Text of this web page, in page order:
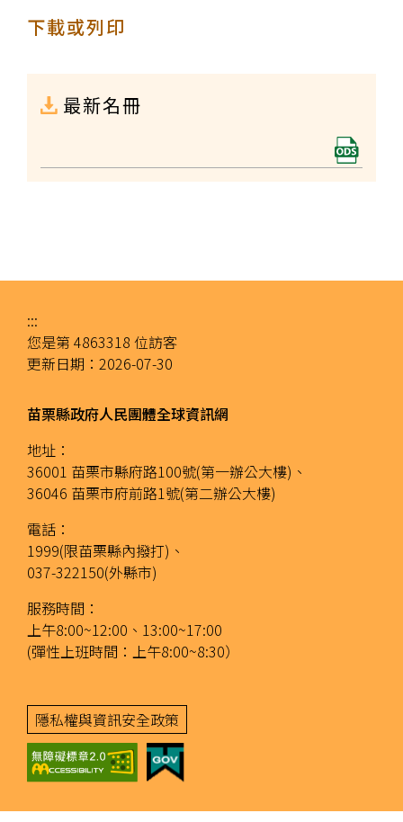
下載或列印
最新名冊
:::
您是第 4863318 位訪客
更新日期： 2026-07-30
苗栗縣政府人民團體全球資訊網
地址：
36001 苗栗市縣府路100號(第一辦公大樓)、
36046 苗栗市府前路1號(第二辦公大樓)
電話：
1999(限苗栗縣內撥打)、
037-322150(外縣市)
服務時間：
上午8:00~12:00、13:00~17:00
(彈性上班時間：上午8:00~8:30）
隱私權與資訊安全政策